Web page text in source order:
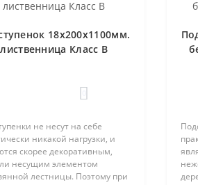
18х200х1100мм.
лиственница Класс В
не несут на себе
никакой нагрузки, и
скорее декоративным,
несущим элементом
лестницы. Поэтому при